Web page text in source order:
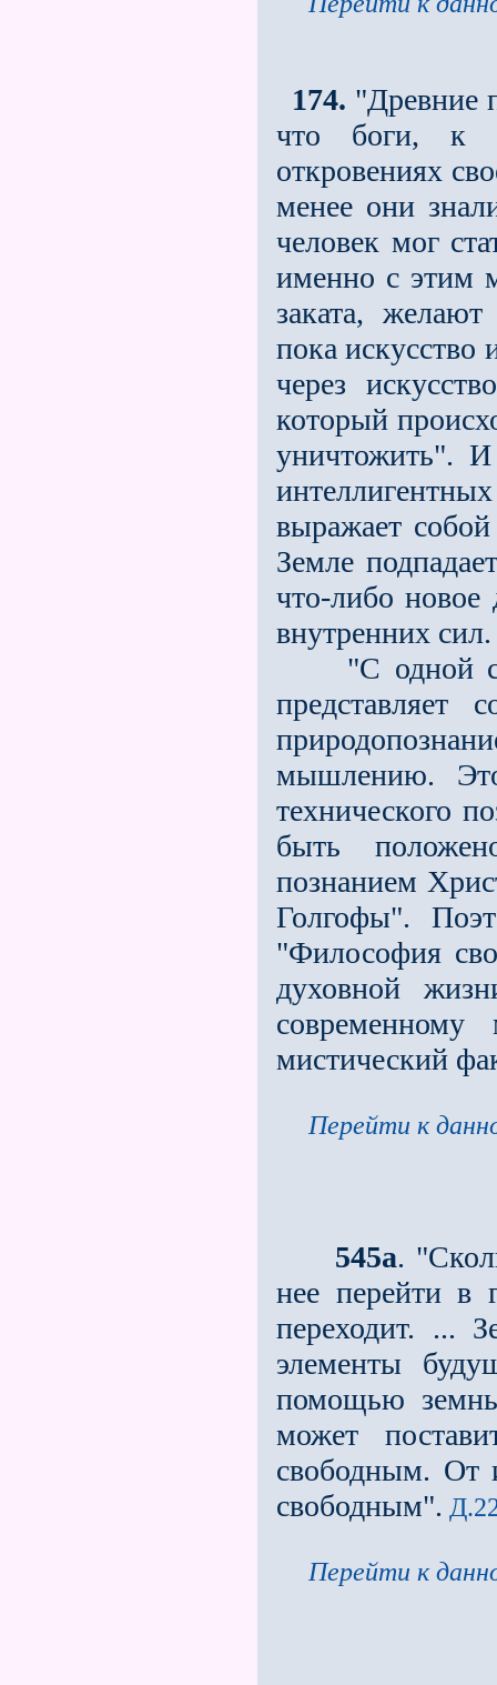
174. "Древние
что боги, к
откровениях
менее они
человек мог
именно с этим
заката,
пока искусство
через
который
уничтожить".
выражает
Земле
что-либо
внутренних сил.
"С одной
мышлению.
технического
быть
познанием
Голгофы".
"Философия
духовной
мистический
Перейти к
545a.
нее перейти в
переходит. ...
элементы
помощью
может
свободным. От
свободным".
Перейти к